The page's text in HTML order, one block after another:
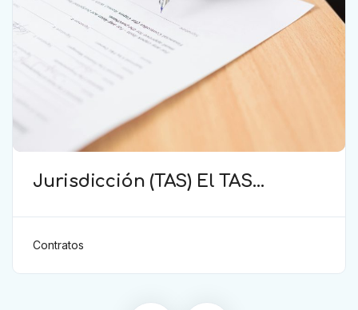
Jurisdicción (TAS) El TAS
cláusula de sumisión
jurisdiccional en el contrato del
Contratos